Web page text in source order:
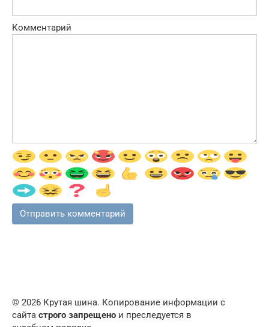
Комментарий
© 2026 Крутая шина. Копирование информации с
сайта строго запрещено и преследуется в